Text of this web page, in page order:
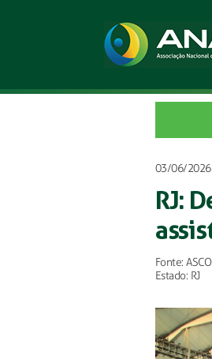
03/06/2026
RJ:
Fonte:
Estado: RJ